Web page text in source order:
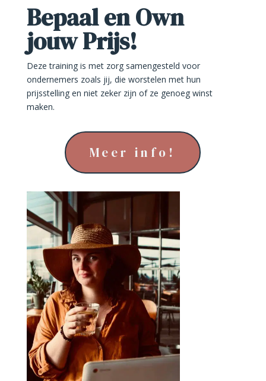
Bepaal en Own
jouw Prijs!
Deze training is met zorg samengesteld voor
ondernemers zoals jij, die worstelen met hun
prijsstelling en niet zeker zijn of ze genoeg winst
maken.
Meer info!